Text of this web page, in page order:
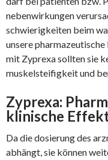
nebenwirkungen
schwierigkeiten beim
unsere
mit Zyprexa sollten sie
muskelsteifigkeit und
Zyprexa:
klinische
Da die dosierung des
abhängt, sie können